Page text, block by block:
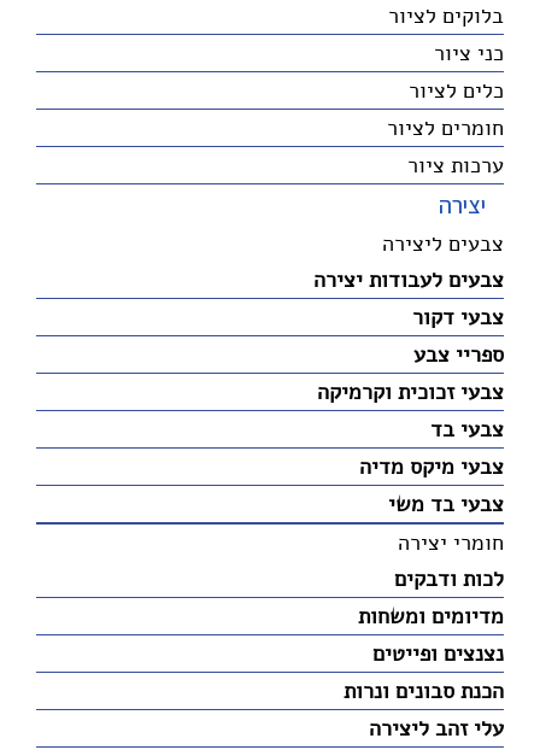
בלוקים לציור
כני ציור
כלים לציור
חומרים לציור
ערכות ציור
יצירה
צבעים ליצירה
צבעים לעבודות יצירה
צבעי דקור
ספריי צבע
צבעי זכוכית וקרמיקה
צבעי בד
צבעי מיקס מדיה
צבעי בד משי
חומרי יצירה
לכות ודבקים
מדיומים ומשחות
נצנצים ופייטים
הכנת סבונים ונרות
עלי זהב ליצירה